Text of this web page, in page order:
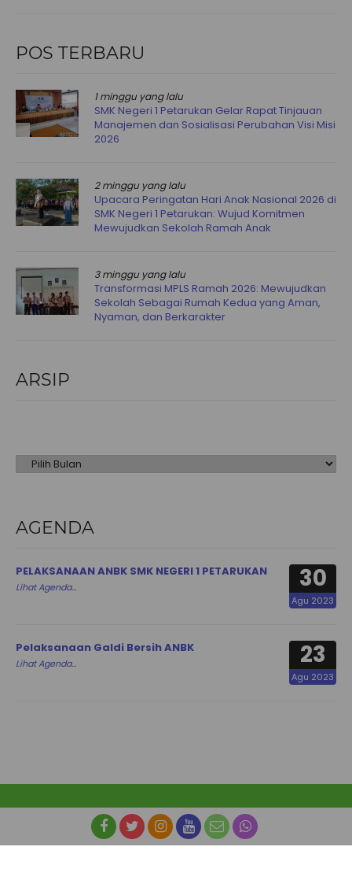
POS TERBARU
1 minggu yang lalu
SMK Negeri 1 Petarukan Gelar Rapat Tinjauan
Manajemen dan Sosialisasi Perubahan Visi Misi
2026
2 minggu yang lalu
Upacara Peringatan Hari Anak Nasional 2026 di
SMK Negeri 1 Petarukan: Wujud Komitmen
Mewujudkan Sekolah Ramah Anak
3 minggu yang lalu
Transformasi MPLS Ramah 2026: Mewujudkan
Sekolah Sebagai Rumah Kedua yang Aman,
Nyaman, dan Berkarakter
ARSIP
AGENDA
30
Agu 2023
PELAKSANAAN ANBK SMK NEGERI 1 PETARUKAN
Lihat Agenda...
23
Agu 2023
Pelaksanaan Galdi Bersih ANBK
Lihat Agenda...
© SMK NEGERI 1 PETARUKAN